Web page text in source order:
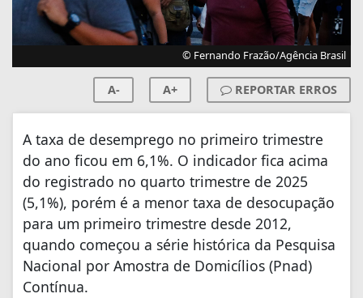
© Fernando Frazão/Agência Brasil
A- A+ REPORTAR ERROS
A taxa de desemprego no primeiro trimestre
do ano ficou em 6,1%. O indicador fica acima
do registrado no quarto trimestre de 2025
(5,1%), porém é a menor taxa de desocupação
para um primeiro trimestre desde 2012,
quando começou a série histórica da Pesquisa
Nacional por Amostra de Domicílios (Pnad)
Contínua.